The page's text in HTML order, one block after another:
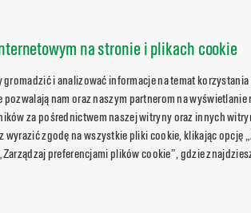
na stronie i plikach cookie
i analizować informacje na temat
nam oraz naszym partnerom na
za pośrednictwem naszej witryny oraz innych
wyrazić zgodę na wszystkie pliki cookie, klikając opcję
preferencjami plików cookie”, gdzie